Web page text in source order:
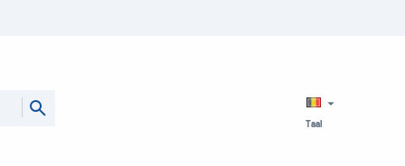
Taal